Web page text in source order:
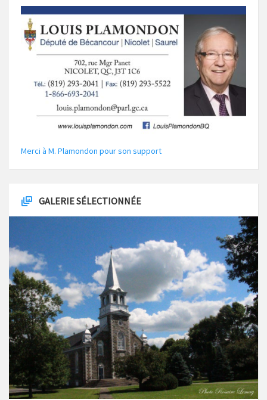
Merci à M. Plamondon pour son support
GALERIE SÉLECTIONNÉE